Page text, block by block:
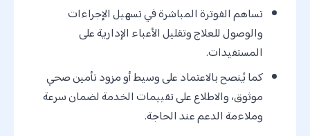
تساهم الفوترة المباشرة في تسهيل الإجراءات
والوصول للعلاج وتقليل الأعباء الإدارية على
المستفيدات.
كما يُنصح بالاعتماد على وسيط أو مزود تأمين صحي
موثوق، والاطلاع على تقييمات الخدمة لضمان سرعة
وملاءمة الدعم عند الحاجة.